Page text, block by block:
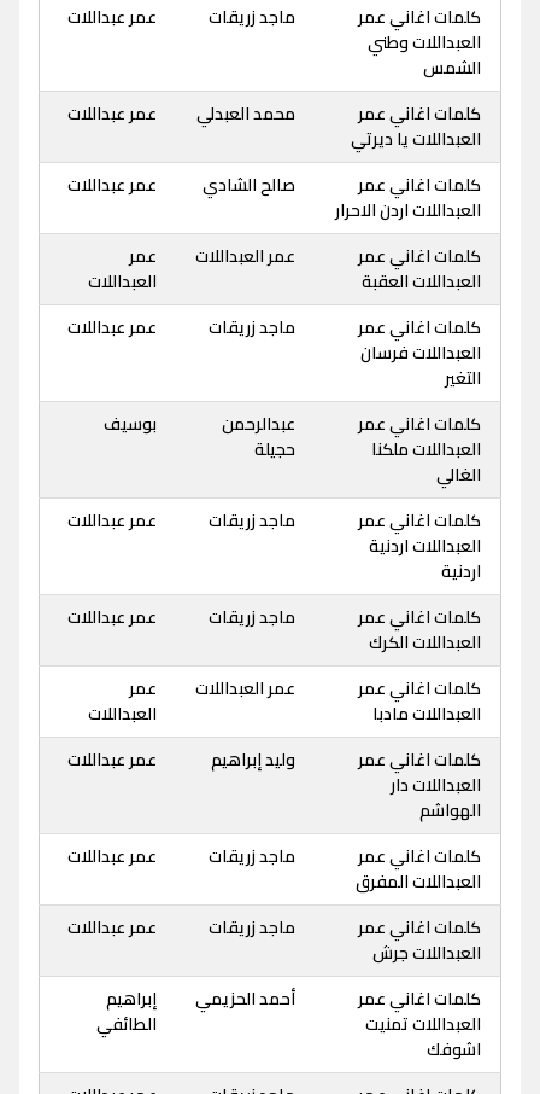
كلمات اغاني عمر
العبداللات وطني
الشمس
ماجد زريقات عمر عبداللات
كلمات اغاني عمر
العبداللات يا ديرتي
محمد العبدلي عمر عبداللات
كلمات اغاني عمر
العبداللات اردن الاحرار
صالح الشادي عمر عبداللات
كلمات اغاني عمر
العبداللات العقبة
عمر العبداللات
عمر
العبداللات
كلمات اغاني عمر
العبداللات فرسان
التغير
ماجد زريقات عمر عبداللات
كلمات اغاني عمر
العبداللات ملكنا
الغالي
عبدالرحمن
حجيلة
بوسيف
كلمات اغاني عمر
العبداللات اردنية
اردنية
ماجد زريقات عمر عبداللات
كلمات اغاني عمر
العبداللات الكرك
ماجد زريقات عمر عبداللات
كلمات اغاني عمر
العبداللات مادبا
عمر العبداللات
عمر
العبداللات
كلمات اغاني عمر
العبداللات دار
الهواشم
وليد إبراهيم عمر عبداللات
كلمات اغاني عمر
العبداللات المفرق
ماجد زريقات عمر عبداللات
كلمات اغاني عمر
العبداللات جرش
ماجد زريقات عمر عبداللات
كلمات اغاني عمر
العبداللات تمنيت
اشوفك
أحمد الحزيمي
إبراهيم
الطائفي